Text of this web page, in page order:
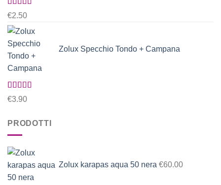
Valutato
5.00su 5
€2.50
Zolux Specchio Tondo + Campana
Valutato
5.00 su 5
€3.90
PRODOTTI
Zolux karapas aqua 50 nera €60.00